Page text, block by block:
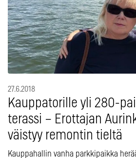
27.6.2018
Kauppatorille yli 280-
terassi – Erottajan
väistyy remontin tieltä
Kauppahallin vanha parkkipaikka